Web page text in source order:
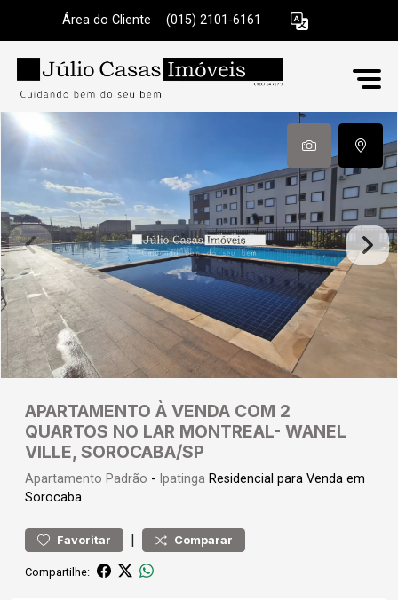
Área do Cliente (015) 2101-6161
APARTAMENTO À VENDA COM 2
QUARTOS NO LAR MONTREAL- WANEL
VILLE, SOROCABA/SP
Apartamento Padrão - Ipatinga Residencial para Venda em
Sorocaba
Favoritar | Comparar
Compartilhe: